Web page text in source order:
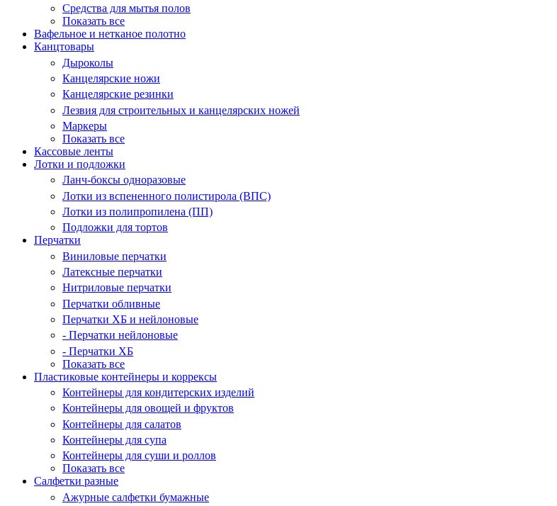
Средства для мытья полов
Показать все
Вафельное и нетканое полотно
Канцтовары
Дыроколы
Канцелярские ножи
Канцелярские резинки
Лезвия для строительных и канцелярских ножей
Маркеры
Показать все
Кассовые ленты
Лотки и подложки
Ланч-боксы одноразовые
Лотки из вспененного полистирола (ВПС)
Лотки из полипропилена (ПП)
Подложки для тортов
Перчатки
Виниловые перчатки
Латексные перчатки
Нитриловые перчатки
Перчатки обливные
Перчатки ХБ и нейлоновые
- Перчатки нейлоновые
- Перчатки ХБ
Показать все
Пластиковые контейнеры и коррексы
Контейнеры для кондитерских изделий
Контейнеры для овощей и фруктов
Контейнеры для салатов
Контейнеры для супа
Контейнеры для суши и роллов
Показать все
Салфетки разные
Ажурные салфетки бумажные